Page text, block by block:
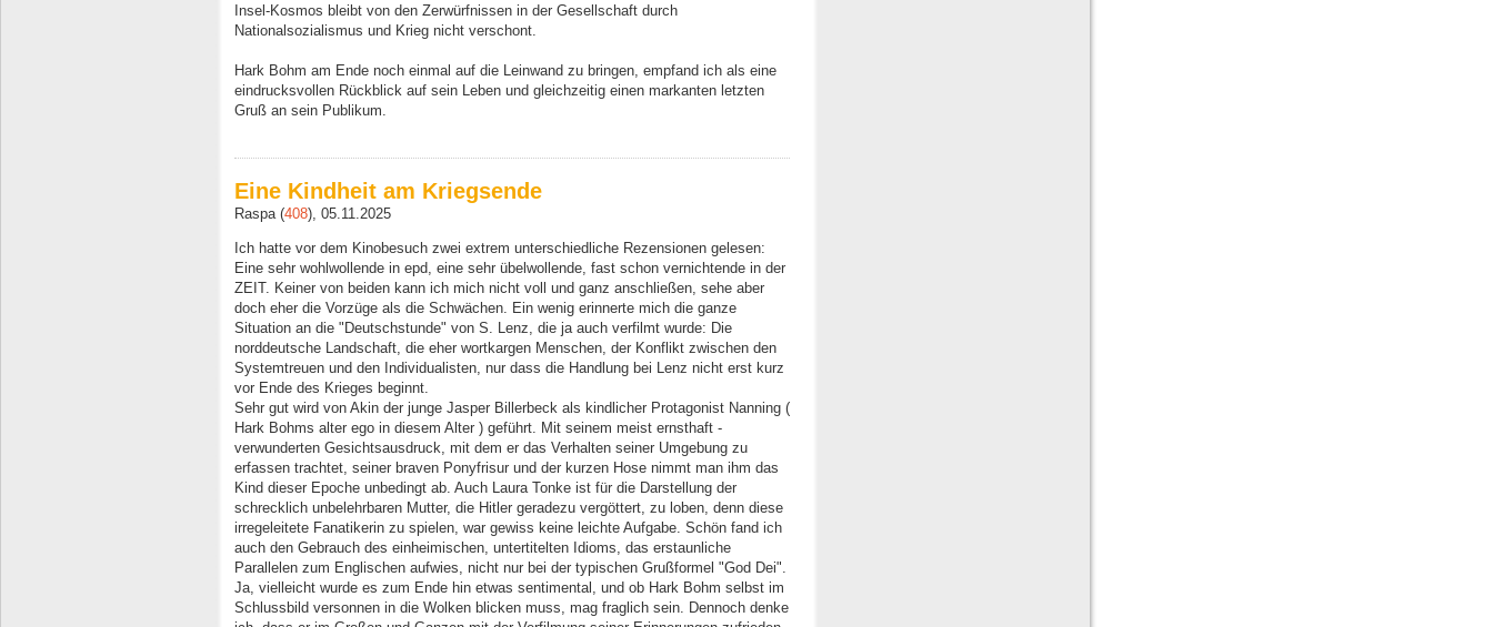
Insel-Kosmos bleibt von den Zerwürfnissen in der Gesellschaft durch
Nationalsozialismus und Krieg nicht verschont.
Hark Bohm am Ende noch einmal auf die Leinwand zu bringen, empfand ich als eine
eindrucksvollen Rückblick auf sein Leben und gleichzeitig einen markanten letzten
Gruß an sein Publikum.
Eine Kindheit am Kriegsende
Raspa (408), 05.11.2025
Ich hatte vor dem Kinobesuch zwei extrem unterschiedliche Rezensionen gelesen:
Eine sehr wohlwollende in epd, eine sehr übelwollende, fast schon vernichtende in der
ZEIT. Keiner von beiden kann ich mich nicht voll und ganz anschließen, sehe aber
doch eher die Vorzüge als die Schwächen. Ein wenig erinnerte mich die ganze
Situation an die "Deutschstunde" von S. Lenz, die ja auch verfilmt wurde: Die
norddeutsche Landschaft, die eher wortkargen Menschen, der Konflikt zwischen den
Systemtreuen und den Individualisten, nur dass die Handlung bei Lenz nicht erst kurz
vor Ende des Krieges beginnt.
Sehr gut wird von Akin der junge Jasper Billerbeck als kindlicher Protagonist Nanning (
Hark Bohms alter ego in diesem Alter ) geführt. Mit seinem meist ernsthaft -
verwunderten Gesichtsausdruck, mit dem er das Verhalten seiner Umgebung zu
erfassen trachtet, seiner braven Ponyfrisur und der kurzen Hose nimmt man ihm das
Kind dieser Epoche unbedingt ab. Auch Laura Tonke ist für die Darstellung der
schrecklich unbelehrbaren Mutter, die Hitler geradezu vergöttert, zu loben, denn diese
irregeleitete Fanatikerin zu spielen, war gewiss keine leichte Aufgabe. Schön fand ich
auch den Gebrauch des einheimischen, untertitelten Idioms, das erstaunliche
Parallelen zum Englischen aufwies, nicht nur bei der typischen Grußformel "God Dei".
Ja, vielleicht wurde es zum Ende hin etwas sentimental, und ob Hark Bohm selbst im
Schlussbild versonnen in die Wolken blicken muss, mag fraglich sein. Dennoch denke